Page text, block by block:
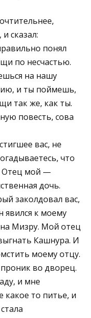
сказал:
понял
по несчастью.
на нашу
и ты поймешь,
так же, как ты.
повесть, сова
вас, не
что
Отец мой —
дочь.
заколдовал вас,
явился к моему
Мизру. Мой отец
Кашнура. И
моему отцу.
во дворец.
и мне
какое то питье, и